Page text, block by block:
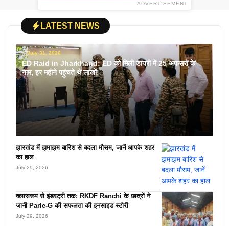
ADVERTISEMENT
LATEST NEWS
July 31, 2026
ED Raid in Jharkhand: ED को मिली डायरी में 25 अफसरों के
नाम, हर महीने पहुंचते थे लाखों!
झारखंड में झमाझम बारिश से बदला मौसम, जानें आपके शहर
का हाल
July 29, 2026
क्लासरूम से इंडस्ट्री तक: RKDF Ranchi के छात्रों ने
जानी Parle-G की सफलता की इनसाइड स्टोरी
July 29, 2026